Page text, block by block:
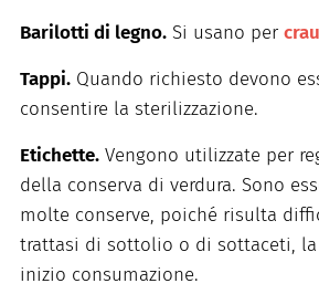
Barilotti di legno. Si usano per
Tappi. Quando richiesto devono
consentire la sterilizzazione.
Etichette. Vengono utilizzate per
della conserva di verdura. Sono
molte conserve, poiché risulta
trattasi di sottolio o di sottaceti,
inizio consumazione.